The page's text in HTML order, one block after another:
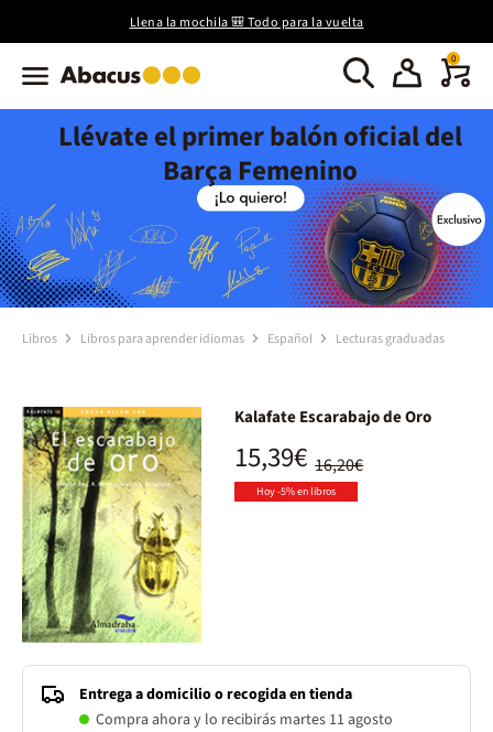
Llena la mochila 🎒 Todo para la vuelta
0
Llévate el primer balón oficial del
Barça Femenino
Libros Libros para aprender idiomas Español Lecturas graduadas
Kalafate Escarabajo de Oro
16,20€
15,39€
Hoy -5% en libros
Entrega a domicilio o recogida en tienda
Compra ahora y lo recibirás martes 11 agosto